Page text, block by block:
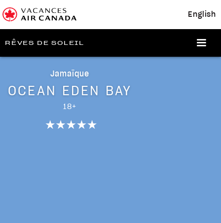
English
RÊVES DE SOLEIL
Jamaïque
OCEAN EDEN BAY
18+